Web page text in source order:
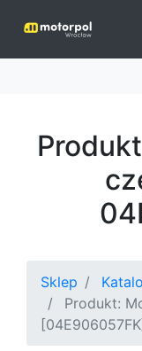
Sklep
Produkt: